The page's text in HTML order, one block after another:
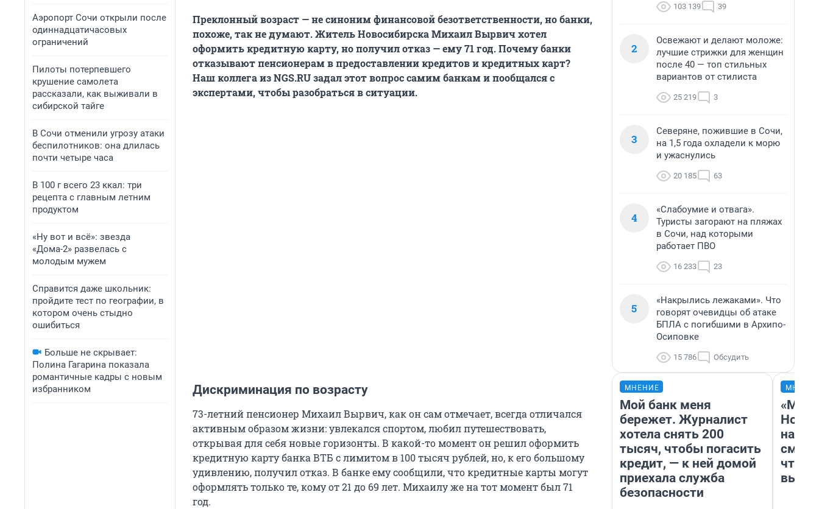
Аэропорт Сочи открыли после
одиннадцатичасовых
ограничений
Пилоты потерпевшего
крушение самолета
рассказали, как выживали в
сибирской тайге
В Сочи отменили угрозу атаки
беспилотников: она длилась
почти четыре часа
В 100 г всего 23 ккал: три
рецепта с главным летним
продуктом
«Ну вот и всё»: звезда
«Дома-2» развелась с
молодым мужем
Справится даже школьник:
пройдите тест по географии, в
котором очень стыдно
ошибиться
Больше не скрывает:
Полина Гагарина показала
романтичные кадры с новым
избранником
Преклонный возраст — не синоним финансовой безответственности, но банки,
похоже, так не думают. Житель Новосибирска Михаил Вырвич хотел
оформить кредитную карту, но получил отказ — ему 71 год. Почему банки
отказывают пенсионерам в предоставлении кредитов и кредитных карт?
Наш коллега из NGS.RU задал этот вопрос самим банкам и пообщался с
экспертами, чтобы разобраться в ситуации.
Дискриминация по возрасту
73-летний пенсионер Михаил Вырвич, как он сам отмечает, всегда отличался
активным образом жизни: увлекался спортом, любил путешествовать,
открывая для себя новые горизонты. В какой-то момент он решил оформить
кредитную карту банка ВТБ с лимитом в 100 тысяч рублей, но, к его большому
удивлению, получил отказ. В банке ему сообщили, что кредитные карты могут
оформлять только те, кому от 21 до 69 лет. Михаилу же на тот момент был 71
год.
103 139 39
2
Освежают и делают моложе:
лучшие стрижки для женщин
после 40 — топ стильных
вариантов от стилиста
25 219 3
3
Северяне, пожившие в Сочи,
на 1,5 года охладели к морю
и ужаснулись
20 185 63
4
«Слабоумие и отвага».
Туристы загорают на пляжах
в Сочи, над которыми
работает ПВО
16 233 23
5
«Накрылись лежаками». Что
говорят очевидцы об атаке
БПЛА с погибшими в Архипо-
Осиповке
15 786 Обсудить
МНЕНИЕ
Мой банк меня
бережет. Журналист
хотела снять 200
тысяч, чтобы погасить
кредит, — к ней домой
приехала служба
безопасности
«Мы